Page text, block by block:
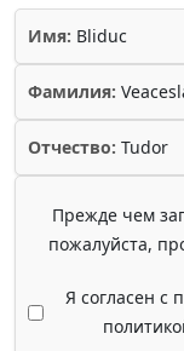
Имя: Bliduc
Фамилия:
Отчество: Tudor
Прежде чем
пожалуйста,
Я согласен с